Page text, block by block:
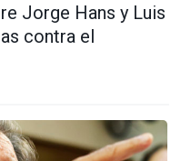
Jorge Hans y Luis
contra el